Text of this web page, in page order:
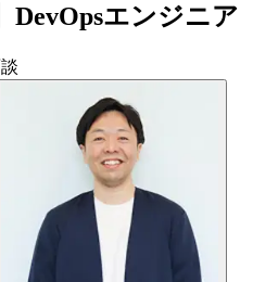
DevOpsエンジニア